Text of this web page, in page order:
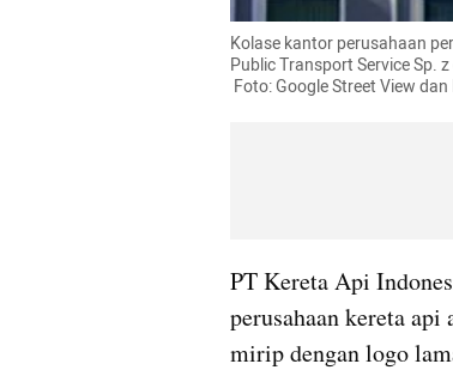
Kolase kantor perusahaan
Public Transport Service Sp.
Foto: Google Street View
PT Kereta Api
perusahaan kereta api
mirip dengan logo